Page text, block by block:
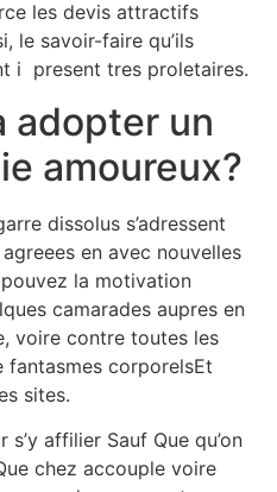
les devis attractifs
le savoir-faire qu’ils
i present tres proletaires.
adopter un
amoureux?
dissolus s’adressent
en avec nouvelles
la motivation
camarades aupres en
voire contre toutes les
fantasmes corporelsEt
sites.
affilier Sauf Que qu’on
chez accouple voire